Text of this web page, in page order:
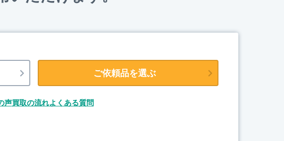
ご依頼品を選ぶ
声買取の流れよくある質問